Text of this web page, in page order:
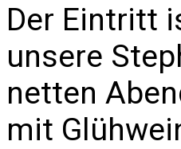
Der Eintritt
unsere
netten
mit